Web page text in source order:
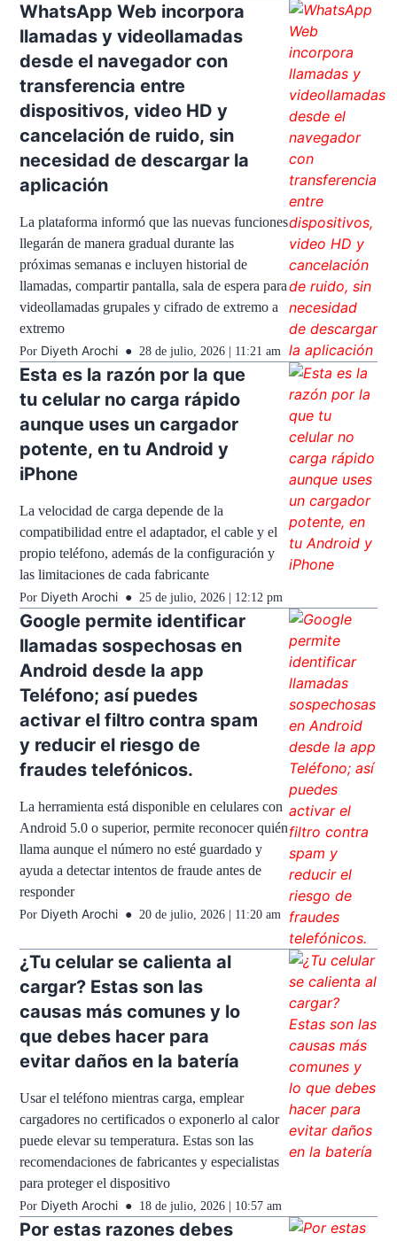
WhatsApp Web incorpora
llamadas y videollamadas
desde el navegador con
transferencia entre
dispositivos, video HD y
cancelación de ruido, sin
necesidad de descargar la
aplicación
La plataforma informó que las nuevas funciones
llegarán de manera gradual durante las
próximas semanas e incluyen historial de
llamadas, compartir pantalla, sala de espera para
videollamadas grupales y cifrado de extremo a
extremo
Por Diyeth Arochi 28 de julio, 2026 | 11:21 am
Esta es la razón por la que
tu celular no carga rápido
aunque uses un cargador
potente, en tu Android y
iPhone
La velocidad de carga depende de la
compatibilidad entre el adaptador, el cable y el
propio teléfono, además de la configuración y
las limitaciones de cada fabricante
Por Diyeth Arochi 25 de julio, 2026 | 12:12 pm
Google permite identificar
llamadas sospechosas en
Android desde la app
Teléfono; así puedes
activar el filtro contra spam
y reducir el riesgo de
fraudes telefónicos.
La herramienta está disponible en celulares con
Android 5.0 o superior, permite reconocer quién
llama aunque el número no esté guardado y
ayuda a detectar intentos de fraude antes de
responder
Por Diyeth Arochi 20 de julio, 2026 | 11:20 am
¿Tu celular se calienta al
cargar? Estas son las
causas más comunes y lo
que debes hacer para
evitar daños en la batería
Usar el teléfono mientras carga, emplear
cargadores no certificados o exponerlo al calor
puede elevar su temperatura. Estas son las
recomendaciones de fabricantes y especialistas
para proteger el dispositivo
Por Diyeth Arochi 18 de julio, 2026 | 10:57 am
Por estas razones debes